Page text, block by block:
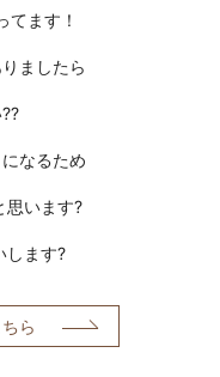
てます！
ましたら
なるため
思います?
します?
ら